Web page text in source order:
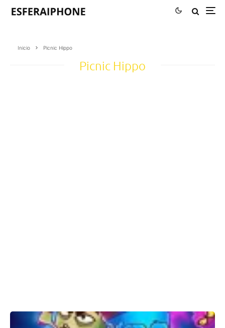
Inicio Picnic Hippo
Picnic Hippo